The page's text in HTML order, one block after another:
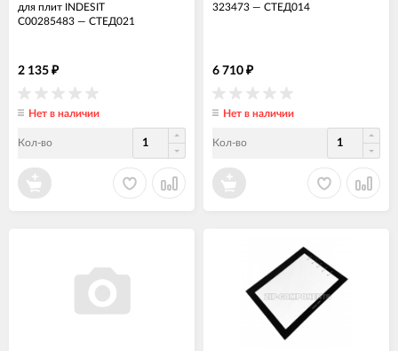
для плит INDESIT
C00285483 — СТЕД021
2 135 ₽
Нет в наличии
Кол-во
323473 — СТЕД014
6 710 ₽
Нет в наличии
Кол-во